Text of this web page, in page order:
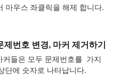
마우스 좌클릭을 해제 합니다.
번호 변경, 마커 제거하기
들은 모두 문제번호를 가지
단에 숫자로 나타납니다.